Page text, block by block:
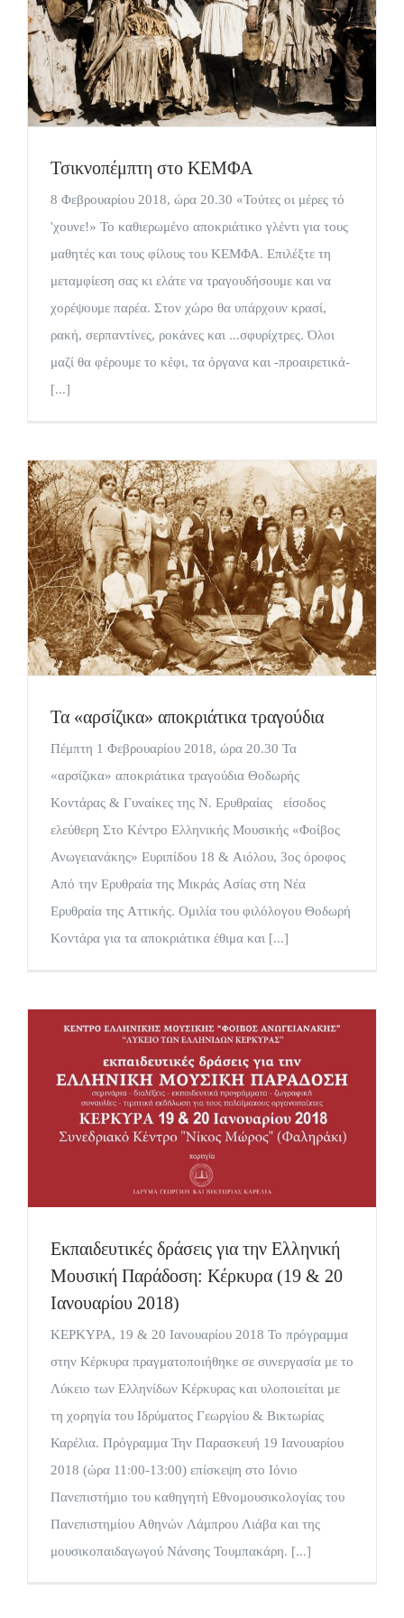
Τσικνοπέμπτη στο ΚΕΜΦΑ
8 Φεβρουαρίου 2018, ώρα 20.30 «Τούτες οι μέρες τό
'χουνε!» Το καθιερωμένο αποκριάτικο γλέντι για τους
μαθητές και τους φίλους του ΚΕΜΦΑ. Επιλέξτε τη
μεταμφίεση σας κι ελάτε να τραγουδήσουμε και να
χορέψουμε παρέα. Στον χώρο θα υπάρχουν κρασί,
ρακή, σερπαντίνες, ροκάνες και ...σφυρίχτρες. Όλοι
μαζί θα φέρουμε το κέφι, τα όργανα και -προαιρετικά-
[...]
Τα «αρσίζικα» αποκριάτικα τραγούδια
Πέμπτη 1 Φεβρουαρίου 2018, ώρα 20.30 Τα
«αρσίζικα» αποκριάτικα τραγούδια Θοδωρής
Κοντάρας & Γυναίκες της Ν. Ερυθραίας είσοδος
ελεύθερη Στο Κέντρο Ελληνικής Μουσικής «Φοίβος
Ανωγειανάκης» Ευριπίδου 18 & Αιόλου, 3ος όροφος
Από την Ερυθραία της Μικράς Ασίας στη Νέα
Ερυθραία της Αττικής. Ομιλία του φιλόλογου Θοδωρή
Κοντάρα για τα αποκριάτικα έθιμα και [...]
Εκπαιδευτικές δράσεις για την Ελληνική
Μουσική Παράδοση: Κέρκυρα (19 & 20
Ιανουαρίου 2018)
ΚΕΡΚΥΡΑ, 19 & 20 Ιανουαρίου 2018 Το πρόγραμμα
στην Κέρκυρα πραγματοποιήθηκε σε συνεργασία με το
Λύκειο των Ελληνίδων Κέρκυρας και υλοποιείται με
τη χορηγία του Ιδρύματος Γεωργίου & Βικτωρίας
Καρέλια. Πρόγραμμα Την Παρασκευή 19 Ιανουαρίου
2018 (ώρα 11:00-13:00) επίσκεψη στο Ιόνιο
Πανεπιστήμιο του καθηγητή Εθνομουσικολογίας του
Πανεπιστημίου Αθηνών Λάμπρου Λιάβα και της
μουσικοπαιδαγωγού Νάνσης Τουμπακάρη. [...]